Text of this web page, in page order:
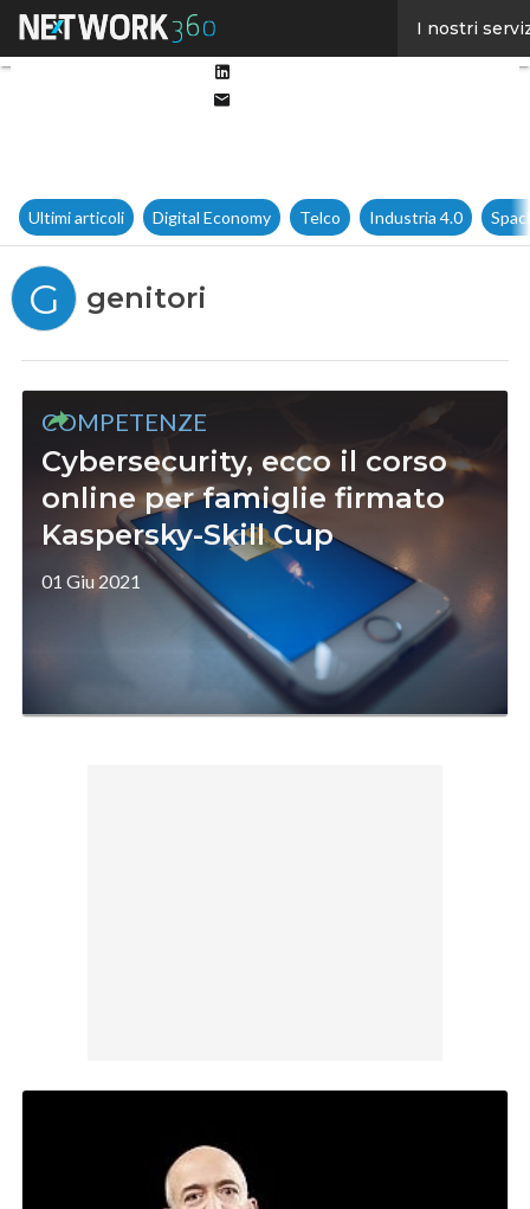
I nostri
Ultimi articoli Digital Economy Telco Industria 4.0
G genitori
COMPETENZE
Cybersecurity, ecco il corso
online per famiglie firmato
Kaspersky-Skill Cup
01 Giu 2021